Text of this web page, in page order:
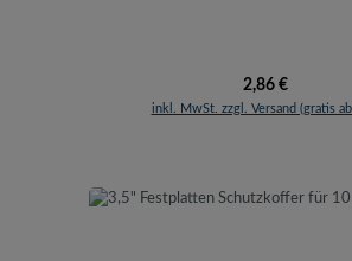
Regulärer Preis:
2,86 €
inkl. MwSt. zzgl. Versand (gratis